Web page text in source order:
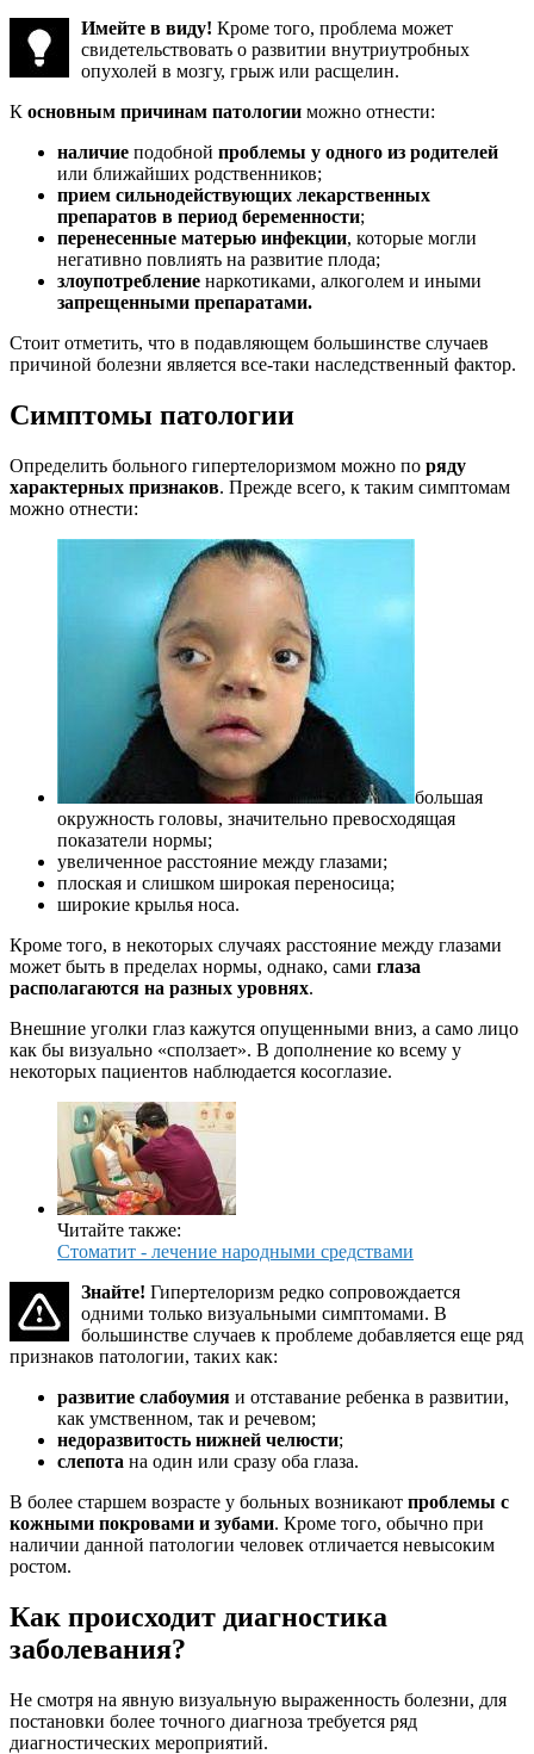
Имейте в виду! Кроме того, проблема может
свидетельствовать о развитии внутриутробных
опухолей в мозгу, грыж или расщелин.
К основным причинам патологии можно отнести:
наличие подобной проблемы у одного из родителей
или ближайших родственников;
прием сильнодействующих лекарственных
препаратов в период беременности;
перенесенные матерью инфекции, которые могли
негативно повлиять на развитие плода;
злоупотребление наркотиками, алкоголем и иными
запрещенными препаратами.
Стоит отметить, что в подавляющем большинстве случаев
причиной болезни является все-таки наследственный фактор.
Симптомы патологии
Определить больного гипертелоризмом можно по ряду
характерных признаков. Прежде всего, к таким симптомам
можно отнести:
большая
окружность головы, значительно превосходящая
показатели нормы;
увеличенное расстояние между глазами;
плоская и слишком широкая переносица;
широкие крылья носа.
Кроме того, в некоторых случаях расстояние между глазами
может быть в пределах нормы, однако, сами глаза
располагаются на разных уровнях.
Внешние уголки глаз кажутся опущенными вниз, а само лицо
как бы визуально «сползает». В дополнение ко всему у
некоторых пациентов наблюдается косоглазие.
Читайте также:
Стоматит - лечение народными средствами
Знайте! Гипертелоризм редко сопровождается
одними только визуальными симптомами. В
большинстве случаев к проблеме добавляется еще ряд
признаков патологии, таких как:
развитие слабоумия и отставание ребенка в развитии,
как умственном, так и речевом;
недоразвитость нижней челюсти;
слепота на один или сразу оба глаза.
В более старшем возрасте у больных возникают проблемы с
кожными покровами и зубами. Кроме того, обычно при
наличии данной патологии человек отличается невысоким
ростом.
Как происходит диагностика
заболевания?
Не смотря на явную визуальную выраженность болезни, для
постановки более точного диагноза требуется ряд
диагностических мероприятий.